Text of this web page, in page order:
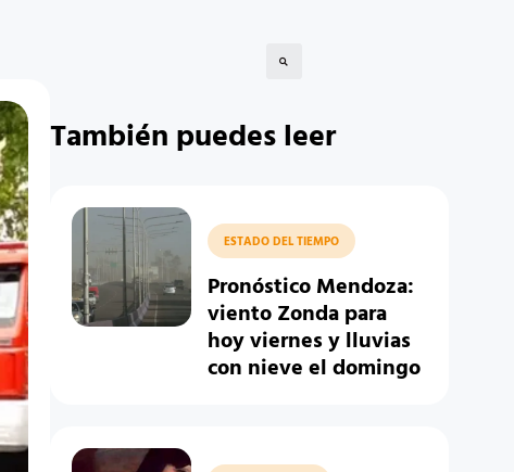
También puedes leer
ESTADO DEL TIEMPO
Pronóstico Mendoza:
viento Zonda para
hoy viernes y lluvias
con nieve el domingo